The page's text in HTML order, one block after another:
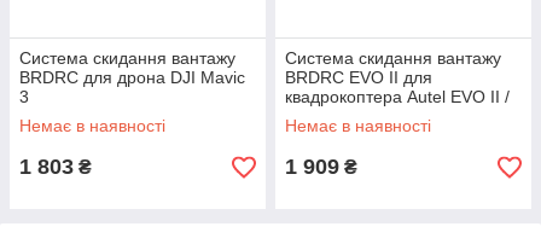
Система скидання вантажу
BRDRC для дрона DJI Mavic
3
Немає в наявності
1 803 ₴
Система скидання вантажу
BRDRC EVO II для
квадрокоптера Autel EVO II /
EVO II Pro (EWB9646)
Немає в наявності
1 909 ₴